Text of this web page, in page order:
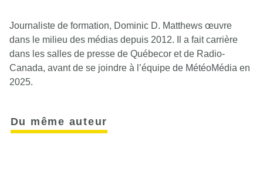
Journaliste de formation, Dominic D. Matthews œuvre
dans le milieu des médias depuis 2012. Il a fait carrière
dans les salles de presse de Québecor et de Radio-
Canada, avant de se joindre à l’équipe de MétéoMédia en
2025.
Du même auteur